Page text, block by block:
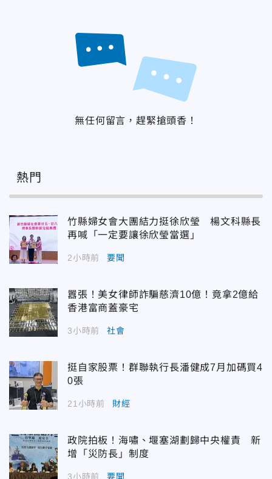
無任何留言，趕緊搶頭香！
熱門
竹縣婦女會大團結力挺徐欣瑩 楊文科縣長
再喊「一定要讓徐欣瑩當選」
2小時前 要聞
囂張！美女律師詐騙慈濟10億！竟拿2億給
香港富商蓋豪宅
3小時前 社會
挺自家股票！群聯執行長潘健成7月加碼買4
0張
21小時前 財經
政院拍板！海嘯、堰塞湖劃歸中央權責 新
增「災防長」制度
3小時前 要聞